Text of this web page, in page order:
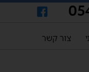
צור קשר